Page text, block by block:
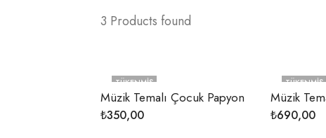
3 Products found
TÜKENMIŞ
Müzik Temalı Çocuk Papyon
₺350,00
TÜKENMIŞ
₺690,00